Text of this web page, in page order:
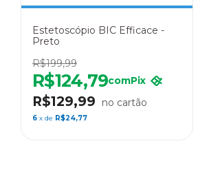
Estetoscópio BIC Efficace -
Preto
R$199,99
R$129,99
R$124,79comPix
6 x de R$24,77